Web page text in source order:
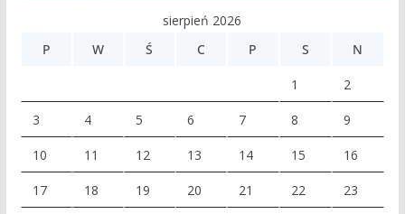
sierpień 2026
P
W Ś C P S N
1 2
3 4 5 6 7 8 9
10 11 12 13 14 15 16
17 18 19 20 21 22 23